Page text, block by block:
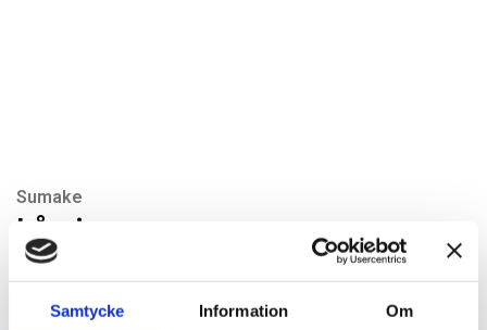
Samtycke Information Om
Sumake
Låsring